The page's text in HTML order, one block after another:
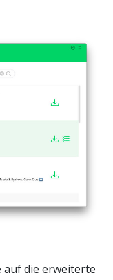
auf die erweiterte